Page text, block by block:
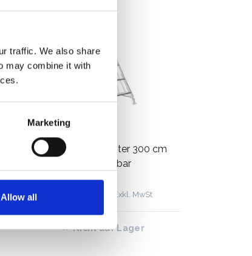
traffic. We also share
may combine it with
Marketing
Allow all
Henchman Gartenleiter 300 cm
mit 3 Holme verstellbar
€670,00 Exkl. MwSt
Nicht auf Lager